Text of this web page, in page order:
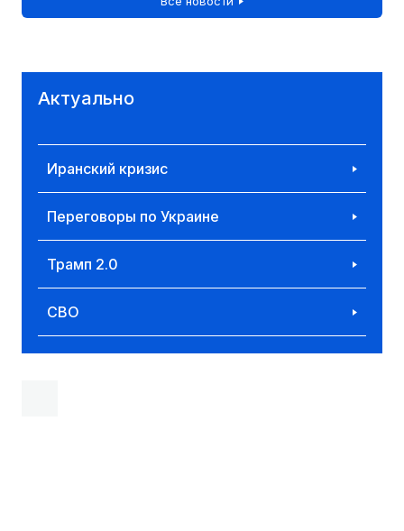
Актуально
Иранский кризис
Переговоры по Украине
Трамп 2.0
СВО